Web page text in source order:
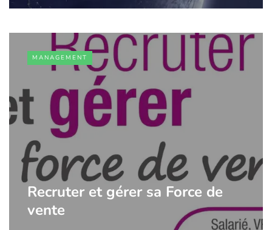
MANAGEMENT
Recruter et gérer sa Force de
vente